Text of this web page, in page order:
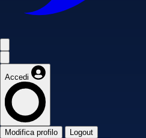
Accedi
Modifica profilo Logout